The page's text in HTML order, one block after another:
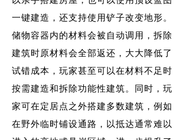
一键建造，还支持使用铲子改变地形。
储物容器内的材料会被自动调用，拆除
建筑时原材料会全部返还，大大降低了
试错成本，玩家甚至可以在材料不足时
按需建造和拆除功能性建筑。同时，玩
家可在定居点之外搭建多数建筑，例如
在野外临时铺设通路，以抵达通常难以